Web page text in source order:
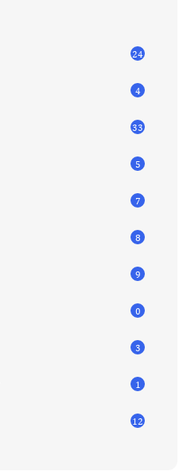
24
4
33
5
7
8
9
0
3
1
12